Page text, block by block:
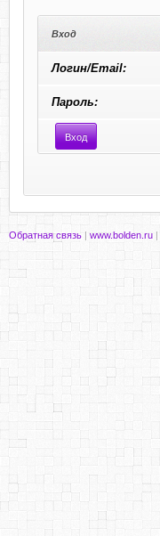
Вход
Логин/Email:
Пароль:
Обратная связь | www.bolden.ru |